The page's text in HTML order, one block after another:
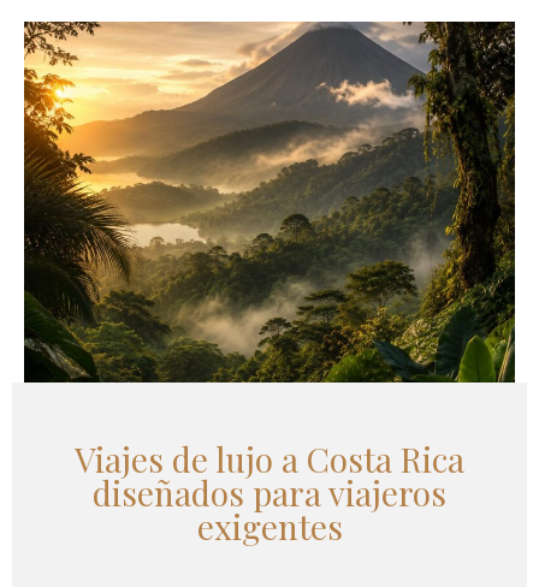
Viajes de lujo a Costa Rica
diseñados para viajeros
exigentes